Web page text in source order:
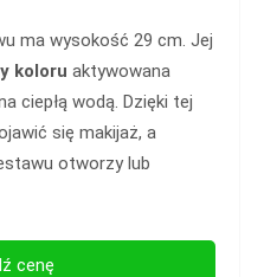
ma wysokość 29 cm. Jej
koloru aktywowana
ciepłą wodą. Dzięki tej
się makijaż, a
otworzy lub
cenę